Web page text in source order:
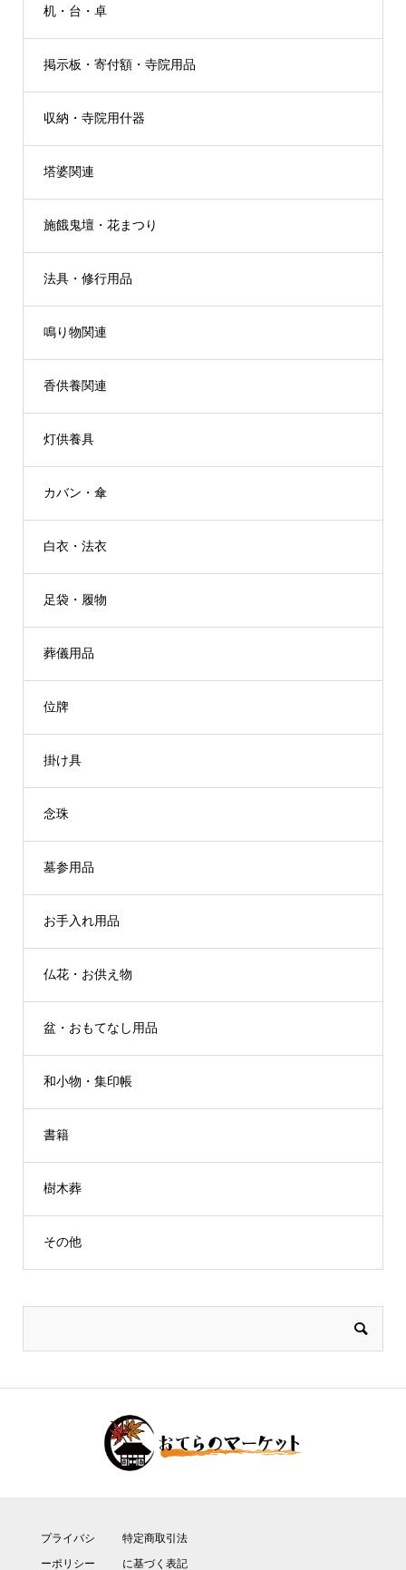
机・台・卓
掲示板・寄付額・寺院用品
収納・寺院用什器
塔婆関連
施餓鬼壇・花まつり
法具・修行用品
鳴り物関連
香供養関連
灯供養具
カバン・傘
白衣・法衣
足袋・履物
葬儀用品
位牌
掛け具
念珠
墓参用品
お手入れ用品
仏花・お供え物
盆・おもてなし用品
和小物・集印帳
書籍
樹木葬
その他
プライバシ
ーポリシー
特定商取引法
に基づく表記